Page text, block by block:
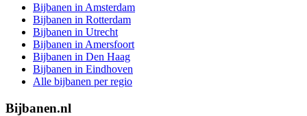
Bijbanen in Amsterdam
Bijbanen in Rotterdam
Bijbanen in Utrecht
Bijbanen in Amersfoort
Bijbanen in Den Haag
Bijbanen in Eindhoven
Alle bijbanen per regio
Bijbanen.nl